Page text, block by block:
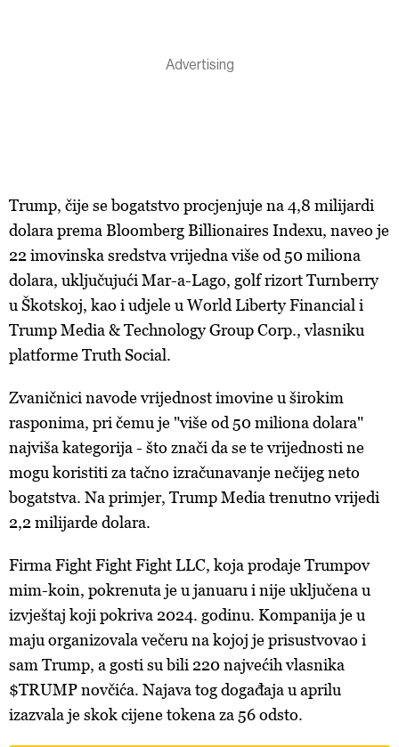
Trump, čije se bogatstvo procjenjuje na 4,8 milijardi
dolara prema Bloomberg Billionaires Indexu, naveo je
22 imovinska sredstva vrijedna više od 50 miliona
dolara, uključujući Mar-a-Lago, golf rizort Turnberry
u Škotskoj, kao i udjele u World Liberty Financial i
Trump Media & Technology Group Corp., vlasniku
platforme Truth Social.
Zvaničnici navode vrijednost imovine u širokim
rasponima, pri čemu je "više od 50 miliona dolara"
najviša kategorija - što znači da se te vrijednosti ne
mogu koristiti za tačno izračunavanje nečijeg neto
bogatstva. Na primjer, Trump Media trenutno vrijedi
2,2 milijarde dolara.
Firma Fight Fight Fight LLC, koja prodaje Trumpov
mim-koin, pokrenuta je u januaru i nije uključena u
izvještaj koji pokriva 2024. godinu. Kompanija je u
maju organizovala večeru na kojoj je prisustvovao i
sam Trump, a gosti su bili 220 najvećih vlasnika
$TRUMP novčića. Najava tog događaja u aprilu
izazvala je skok cijene tokena za 56 odsto.